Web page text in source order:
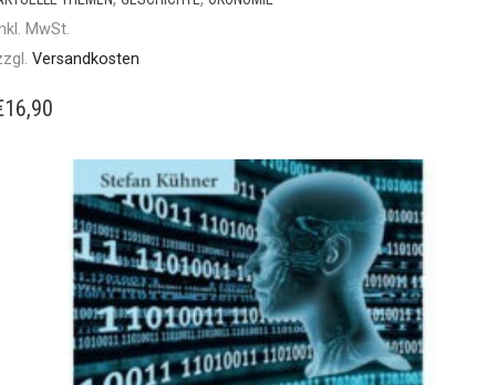
MwSt.
Versandkosten
16,90